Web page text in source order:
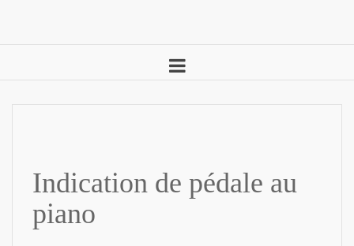
Indication de pédale au
piano